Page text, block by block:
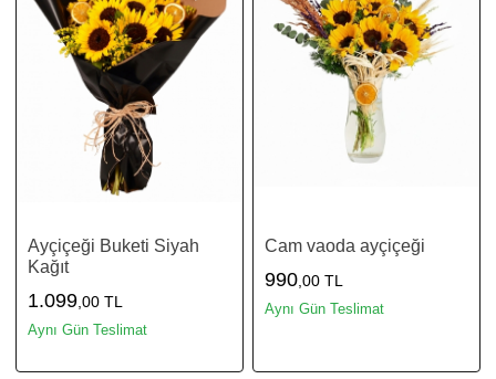
Ayçiçeği Buketi Siyah
Kağıt
1.099 ,00 TL
Aynı Gün Teslimat
Cam vaoda ayçiçeği
990 ,00 TL
Aynı Gün Teslimat